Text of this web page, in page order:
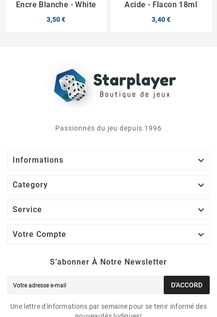
Encre Blanche - White
3,50 €
Acide - Flacon 18ml
3,40 €
Passionnés du jeu depuis 1996
Informations 
Category 
Service 
Votre Compte 
S’abonner À Notre Newsletter
D'ACCORD
Une lettre d'informations par semaine pour se tenir informé des